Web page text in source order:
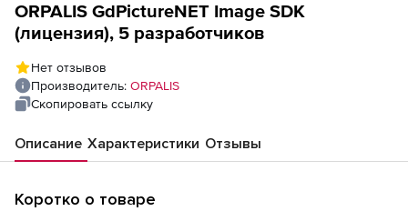
ORPALIS GdPictureNET Image SDK
(лицензия), 5 разработчиков
Нет отзывов
Производитель: ORPALIS
Скопировать ссылку
Описание Характеристики Отзывы
Коротко о товаре